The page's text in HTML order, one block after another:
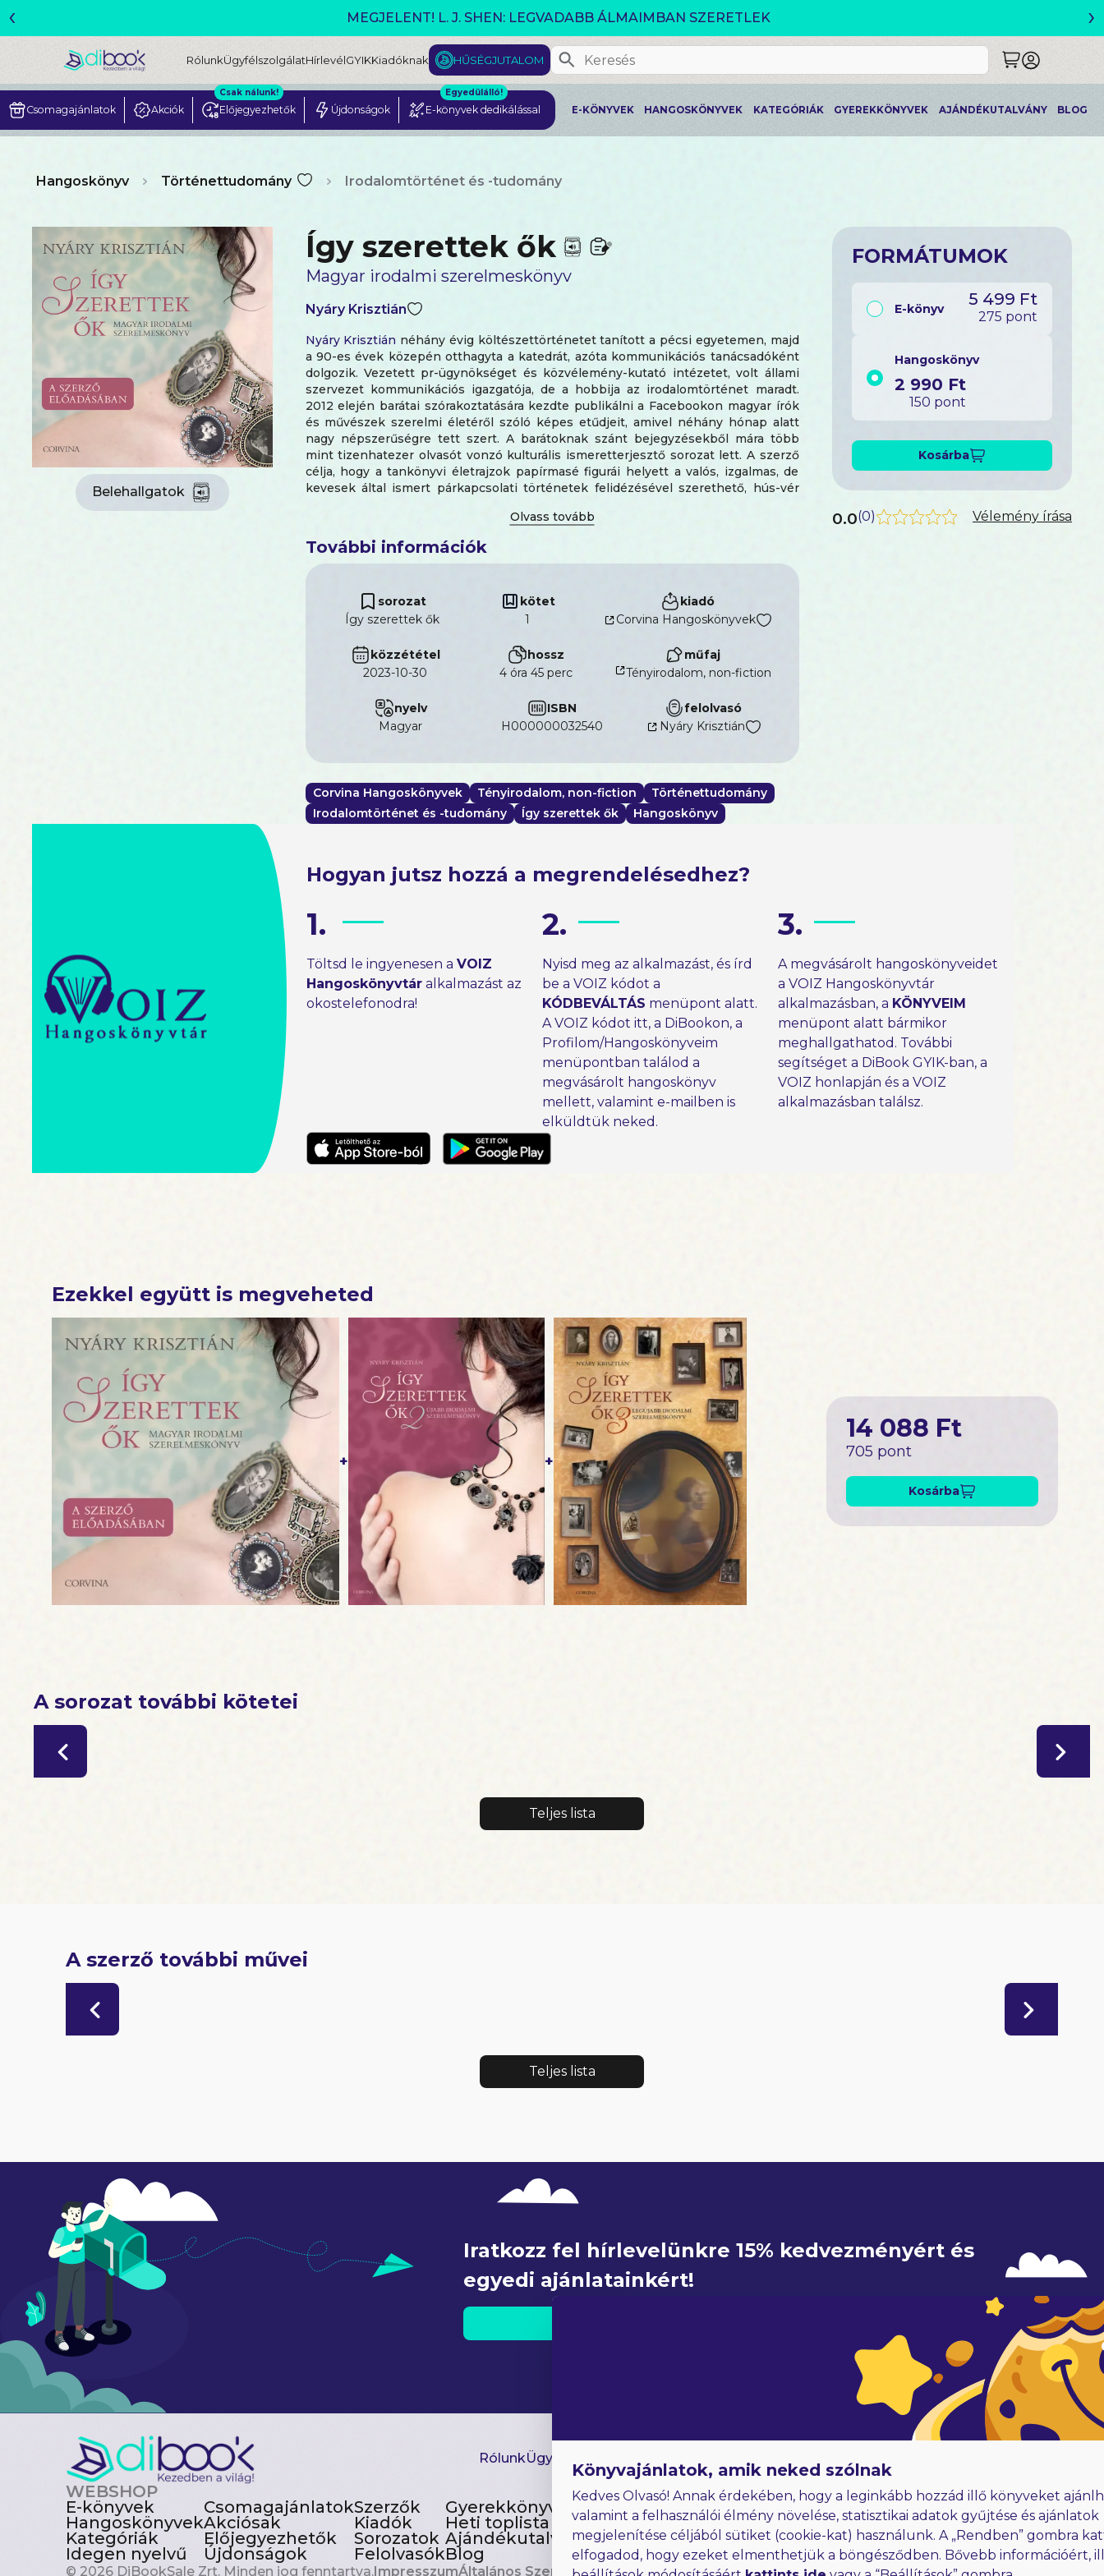
MEGJELENT! L. J. SHEN: LEGVADABB ÁLMAIMBAN SZERETLEK
‹ ›
RólunkÜgyfélszolgálatHírlevélGYIKKiadóknak HŰSÉGJUTALOM
Csomagajánlatok Akciók Előjegyezhetők
Csak nálunk!
Újdonságok E-könyvek dedikálással
Egyedülálló!
E-KÖNYVEK HANGOSKÖNYVEK KATEGÓRIÁK GYEREKKÖNYVEK AJÁNDÉKUTALVÁNY BLOG
Hangoskönyv Történettudomány Irodalomtörténet és -tudomány
Belehallgatok
Így szerettek ők
Magyar irodalmi szerelmeskönyv
Nyáry Krisztián
Nyáry Krisztián néhány évig költészettörténetet tanított a pécsi egyetemen, majd
a 90-es évek közepén otthagyta a katedrát, azóta kommunikációs tanácsadóként
dolgozik. Vezetett pr-ügynökséget és közvélemény-kutató intézetet, volt állami
szervezet kommunikációs igazgatója, de a hobbija az irodalomtörténet maradt.
2012 elején barátai szórakoztatására kezdte publikálni a Facebookon magyar írók
és művészek szerelmi életéről szóló képes etűdjeit, amivel néhány hónap alatt
nagy népszerűségre tett szert. A barátoknak szánt bejegyzésekből mára több
mint tizenhatezer olvasót vonzó kulturális ismeretterjesztő sorozat lett. A szerző
célja, hogy a tankönyvi életrajzok papírmasé figurái helyett a valós, izgalmas, de
kevesek által ismert párkapcsolati történetek felidézésével szerethető, hús-vér
További információk
sorozat
Így szerettek ők
kötet
1
kiadó
Corvina Hangoskönyvek
közzététel
2023-10-30
hossz
4 óra 45 perc
műfaj
Tényirodalom, non-fiction
nyelv
magyar
ISBN
H000000032540
felolvasó
Nyáry Krisztián
Corvina Hangoskönyvek Tényirodalom, non-fiction
Történettudomány
Irodalomtörténet és -tudomány
Így szerettek ők Hangoskönyv
FORMÁTUMOK
E-könyv 5 499 Ft
275 pont
Hangoskönyv
2 990 Ft
150 pont
Kosárba
0.0(0) Vélemény írása
Hogyan jutsz hozzá a megrendelésedhez?
1.
Töltsd le ingyenesen a VOIZ
Hangoskönyvtár alkalmazást az
okostelefonodra!
2.
Nyisd meg az alkalmazást, és írd
be a VOIZ kódot a
KÓDBEVÁLTÁS menüpont alatt.
A VOIZ kódot itt, a DiBookon, a
Profilom/Hangoskönyveim
menüpontban találod a
megvásárolt hangoskönyv
mellett, valamint e-mailben is
elküldtük neked.
3.
A megvásárolt hangoskönyveidet
a VOIZ Hangoskönyvtár
alkalmazásban, a KÖNYVEIM
menüpont alatt bármikor
meghallgathatod. További
segítséget a DiBook GYIK-ban, a
VOIZ honlapján és a VOIZ
alkalmazásban találsz.
Ezekkel együtt is megveheted
+ +
14 088 Ft
705 pont
Kosárba
A sorozat további kötetei
Teljes lista
A szerző további művei
Teljes lista
Iratkozz fel hírlevelünkre 15% kedvezményért és
egyedi ajánlatainkért!
RólunkÜgyfélszolgálat
WEBSHOP
E-könyvek
Hangoskönyvek
Kategóriák
Idegen nyelvű
Csomagajánlatok
Akciósak
Előjegyezhetők
Újdonságok
Szerzők
Kiadók
Sorozatok
Felolvasók
Gyerekkönyvek
Heti toplista
Ajándékutalvány
Blog
© 2026 DiBookSale Zrt. Minden jog fenntartva. ImpresszumÁltalános Szerződési Feltételek
Könyvajánlatok, amik neked szólnak
Kedves Olvasó! Annak érdekében, hogy a leginkább hozzád illő könyveket
valamint a felhasználói élmény növelése, statisztikai adatok gyűjtése és ajánlatok
megjelenítése céljából sütiket (cookie-kat) használunk. A „Rendben” gombra
elfogadod, hogy ezeket elmenthetjük a böngésződben. Bővebb információért,